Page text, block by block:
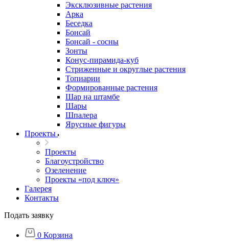
Эксклюзивные растения
Арка
Беседка
Бонсай
Бонсай - сосны
Зонты
Конус-пирамида-куб
Стриженные и округлые растения
Топиарии
Формированные растения
Шар на штамбе
Шары
Шпалера
Ярусные фигуры
Проекты
Проекты
Благоустройство
Озеленение
Проекты «под ключ»
Галерея
Контакты
Подать заявку
0 Корзина